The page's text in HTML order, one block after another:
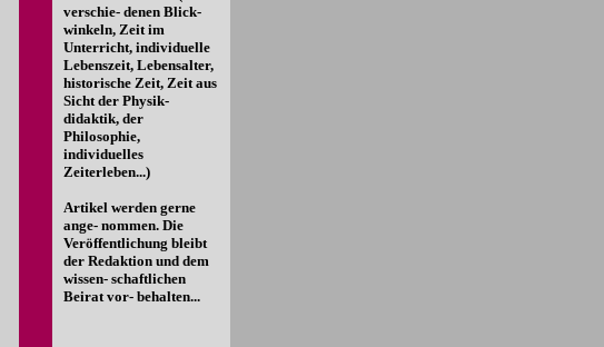
verschie- denen Blick-
winkeln, Zeit im
Unterricht, individuelle
Lebenszeit, Lebensalter,
historische Zeit, Zeit aus
Sicht der Physik-
didaktik, der
Philosophie,
individuelles
Zeiterleben...)
Artikel werden gerne
ange- nommen. Die
Veröffentlichung bleibt
der Redaktion und dem
wissen- schaftlichen
Beirat vor- behalten...